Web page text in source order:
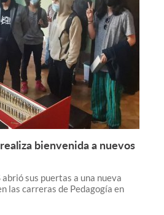
Leer más +
bienvenida a nuevos
sus puertas a una nueva
las carreras de Pedagogía en